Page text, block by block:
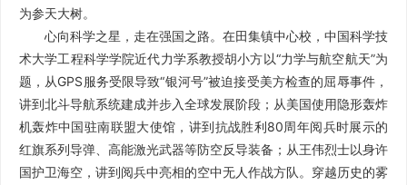
为参天大树。
心向科学之星，走在强国之路。在田集镇中心校，中国科学技
术大学工程科学学院近代力学系教授胡小方以“力学与航空航天”为
题，从GPS服务受限导致“银河号”被迫接受美方检查的屈辱事件，
讲到北斗导航系统建成并步入全球发展阶段；从美国使用隐形轰炸
机轰炸中国驻南联盟大使馆，讲到抗战胜利80周年阅兵时展示的
红旗系列导弹、高能激光武器等防空反导装备；从王伟烈士以身许
国护卫海空，讲到阅兵中亮相的空中无人作战方队。穿越历史的雾